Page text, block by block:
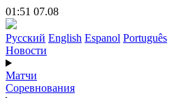
01:51 07.08
Русский English Espanol Português
Новости
Матчи
Соревнования